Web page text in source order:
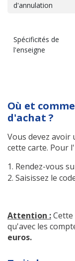
d'annulation
Spécificités de
l'enseigne
Où et
d'achat ?
Vous devez
cette carte. Pour
1. Rendez-vous
2. Saisissez le
Attention :
qu'avec les
euros.